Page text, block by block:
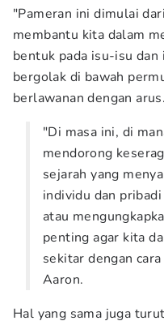
"Pameran ini dimulai
membantu kita dalam
bentuk pada isu-isu
bergolak di bawah
berlawanan dengan arus.
"Di masa ini, di
mendorong
sejarah yang
individu dan
atau
penting agar kita
sekitar dengan
Aaron.
Hal yang sama juga